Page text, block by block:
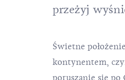
przeżyj
Świetne
kontynentem,
poruszanie się